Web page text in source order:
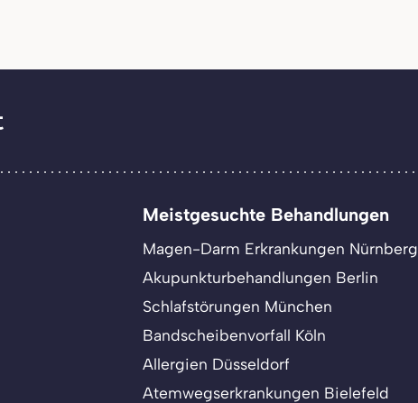
Meistgesuchte Behandlungen
Magen-Darm Erkrankungen Nürnberg
Akupunkturbehandlungen Berlin
Schlafstörungen München
Bandscheibenvorfall Köln
Allergien Düsseldorf
Atemwegserkrankungen Bielefeld